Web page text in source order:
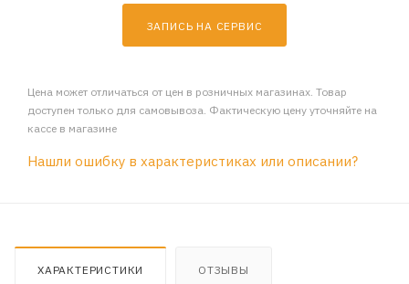
ЗАПИСЬ НА СЕРВИС
Цена может отличаться от цен в розничных магазинах. Товар
доступен только для самовывоза. Фактическую цену уточняйте на
кассе в магазине
Нашли ошибку в характеристиках или описании?
ХАРАКТЕРИСТИКИ ОТЗЫВЫ